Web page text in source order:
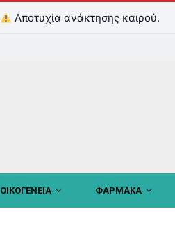
Αποτυχία ανάκτησης καιρού.
ΟΙΚΟΓΕΝΕΙΑ ΦΑΡΜΑΚΑ